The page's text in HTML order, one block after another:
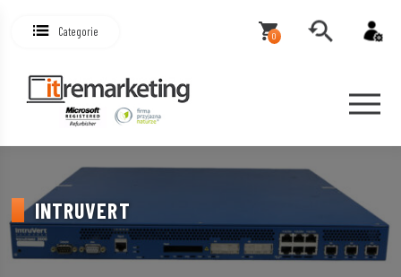
Categorie 0
INTRUVERT